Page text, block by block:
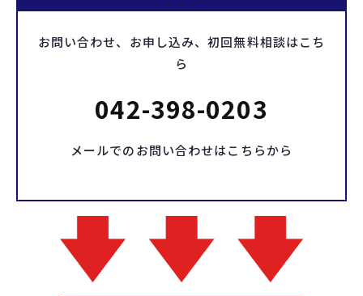
お問い合わせ、お申し込み、初回無料相談はこち
ら
042-398-0203
メールでのお問い合わせはこちらから